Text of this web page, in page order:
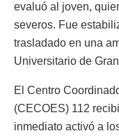
evaluó al joven,
severos. Fue
trasladado en una
Universitario de
El Centro
(CECOES) 112
inmediato activó a